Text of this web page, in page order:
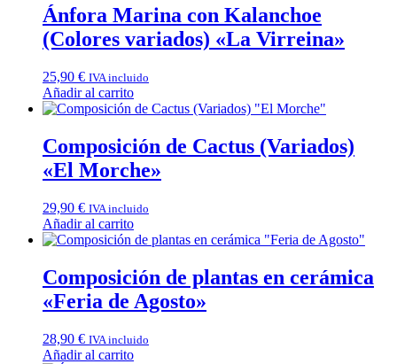
Ánfora Marina con Kalanchoe
(Colores variados) «La Virreina»
25,90 € IVA incluido
Añadir al carrito
Composición de Cactus (Variados)
«El Morche»
29,90 € IVA incluido
Añadir al carrito
Composición de plantas en cerámica
«Feria de Agosto»
28,90 € IVA incluido
Añadir al carrito